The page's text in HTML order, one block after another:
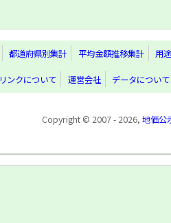
都道府県別集計 平均金額推移集計 用
リンクについて 運営会社 データについて
Copyright © 2007 - 2026,地価公